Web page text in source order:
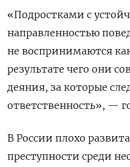
«Подростками с
направленностью
не воспринимаются
результате чего они
деяния, за которые
ответственность», —
В России плохо
преступности среди